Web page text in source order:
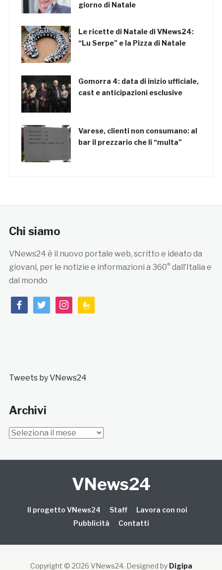
giorno di Natale
Le ricette di Natale di VNews24:
“Lu Serpe” e la Pizza di Natale
Gomorra 4: data di inizio ufficiale,
cast e anticipazioni esclusive
Varese, clienti non consumano: al
bar il prezzario che li “multa”
Chi siamo
VNews24 è il nuovo portale web, scritto e ideato da
giovani, per le notizie e informazioni a 360° dall’Italia e
dal mondo
facebooktwitterinstagramfeedburner
Tweets by VNews24
Archivi
Archivi
VNews24
Il progetto VNews24 Staff
Lavora con noi
Pubblicità
Contatti
Copyright © 2026 VNews24. Designed by Digipa